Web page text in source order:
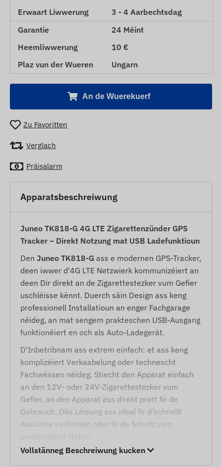
Erwaart Liwwerung
3 - 4 Aarbechtsdag
Garantie
24 Méint
Heemliwwerung
10 €
Plaz vun der Wueren
Ungarn
An de Wuerekuerf
Zu Favoritten
Verglach
Präisalarm
Apparatsbeschreiwung
Juneo TK818-G 4G LTE Zigarettenzünder GPS
Tracker – Direkt Notzung mat USB Ladefunktioun
Den Juneo TK818-G ass e modernen GPS-Tracker,
deen iwwer d'4G LTE Netzwierk kommunizéiert an
deen Dir direkt an de Zigarettestezker vum Gefier
uschléisse kënnt. Duerch säin Design ass keng
professionell Installatioun an enger Fachgarage
néideg, an mat sengem prakteschen USB-Ausgang
funktionéiert en och als Auto-Ladegerät.
D'Inbetribnam ass extrem einfach: et ass keng
komplizéiert Verkaabelung oder technescht
Fachwëssen néideg. Stiecht den Apparat einfach
an den 12V- oder 24V-Zigarettestezker vum
Gefier, an den Apparat ass direkt prett fir de
Gebrauch. Dës Léisung ass ideal fir d'schnellt
Ausrüste vu Flotten oder fir de Schutz vum
Den Apparat funktionéiert net nëmmen als
Vollstänneg Beschreiwung kucken